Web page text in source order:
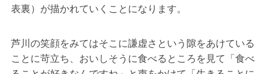
表裏）が描かれていくことになります。
芦川の笑顔をみてはそこに謙虚さという隙をあけている
ことに苛立ち、おいしそうに食べるところを見て「食べ